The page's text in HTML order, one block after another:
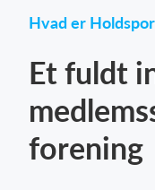
Hvad er
Et fuldt
forening